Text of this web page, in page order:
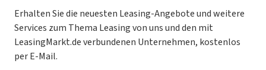
Kooperation mit AutoScout24
AGB
Datenschutz
Magazin
Datenschutz-Einstellungen
So funktioniert’s
Gebrauchtwagen Leasing
Leasing ohne Anzahlung
E-Auto Leasing
Erhalten Sie die neuesten Leasing-Angebote und weitere
Services zum Thema Leasing von uns und den mit
LeasingMarkt.de verbundenen Unternehmen, kostenlos
per E-Mail.